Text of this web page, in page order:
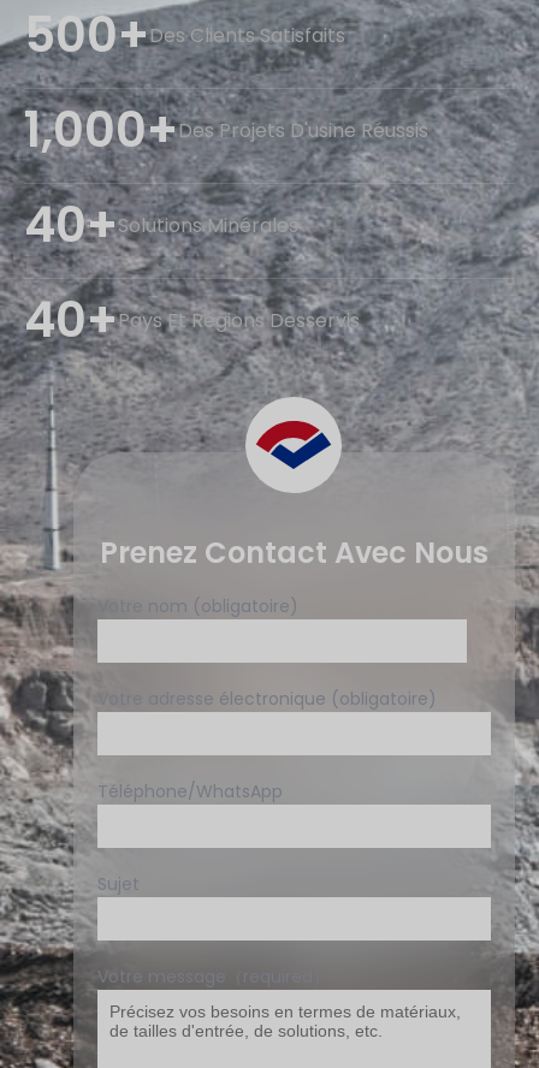
500+Des Clients Satisfaits
1,000+Des Projets D'usine Réussis
40+Solutions Minérales
40+Pays Et Régions Desservis
Prenez Contact Avec Nous
Votre nom (obligatoire)
Votre adresse électronique (obligatoire)
Téléphone/WhatsApp
Sujet
Votre message（required）